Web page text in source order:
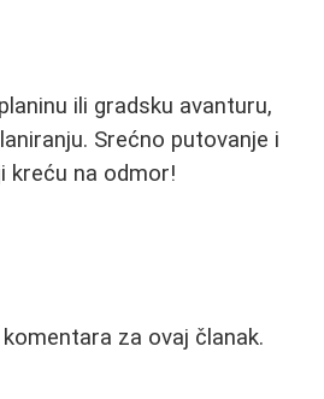
ili gradsku avanturu,
Srećno putovanje i
kreću na odmor!
za ovaj članak.